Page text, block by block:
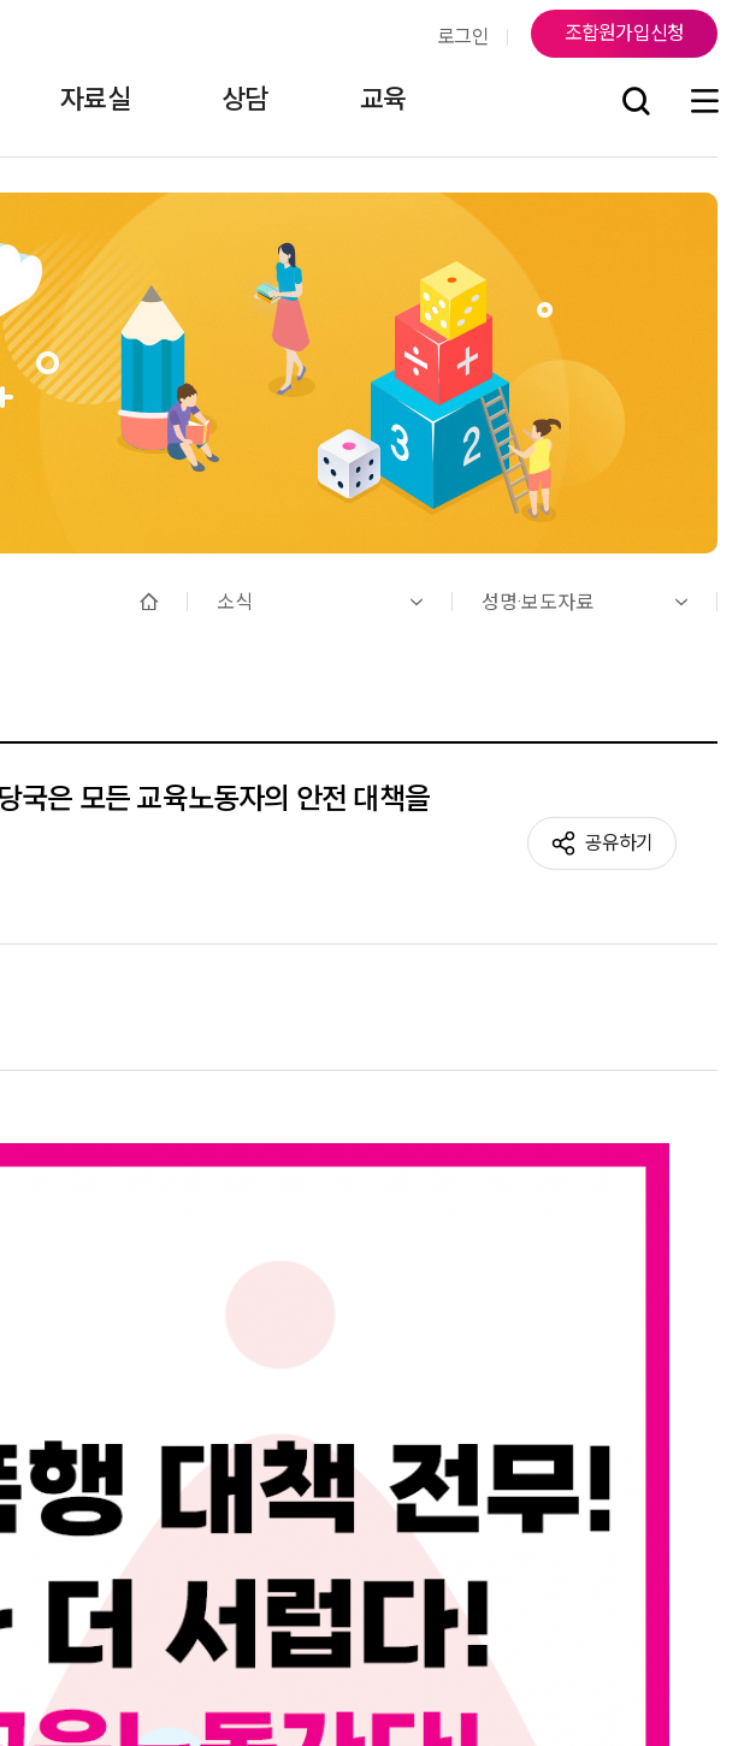
로그인 조합원가입신청
조직도·연락처 오시는 길
언론에 비친 학비노조 조합원게시판
자료실
법률자료
상담 교육
소식 성명·보도자료
국은 모든 교육노동자의 안전 대책을
공유하기